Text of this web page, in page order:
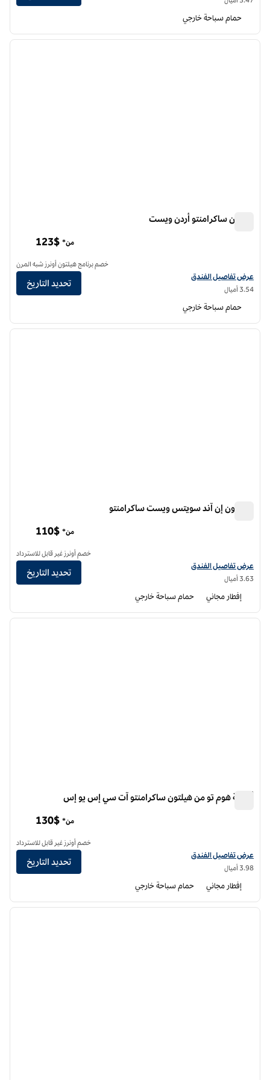
حمام سباحة خارجي
1 من 12
الصورة
هيلتون ساكرامنتو أردن ويست
عرض تفاصيل الفندق لفندق هيلتون ساكرامنتو أردن ويست
عرض تفاصيل الفندق
3.54 أميال
من* 123$
خصم برنامج هيلتون أونرز شبه المرن
تحديد التاريخ
حمام سباحة خارجي
1 من 12
الصورة
هامبتون إن آند سويتس ويست ساكرامنتو
عرض تفاصيل الفندق لفندق أجنحة هامبتون إن ويست ساكرامنتو
عرض تفاصيل الفندق
3.63 أميال
من* 110$
خصم أونرز غير قابل للاسترداد
تحديد التاريخ
إفطار مجاني حمام سباحة خارجي
1 من 12
الصورة
أجنحة هوم تو من هيلتون ساكرامنتو آت سي إس يو إس
عرض تفاصيل الفندق أجنحة هوم تو من هيلتون ساكرامنتو في CSUS
عرض تفاصيل الفندق
3.98 أميال
من* 130$
خصم أونرز غير قابل للاسترداد
تحديد التاريخ
إفطار مجاني حمام سباحة خارجي
1 من 12
الصورة